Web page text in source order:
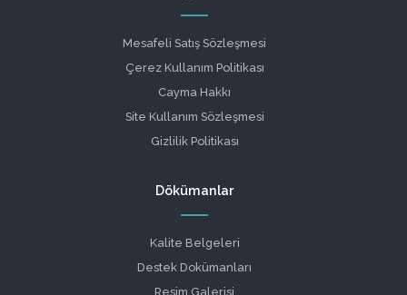
Mesafeli Satış Sözleşmesi
Çerez Kullanım Politikası
Cayma Hakkı
Site Kullanım Sözleşmesi
Gizlilik Politikası
Dökümanlar
Kalite Belgeleri
Destek Dokümanları
Resim Galerisi